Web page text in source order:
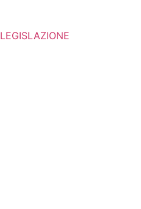
LEGISLAZIONE